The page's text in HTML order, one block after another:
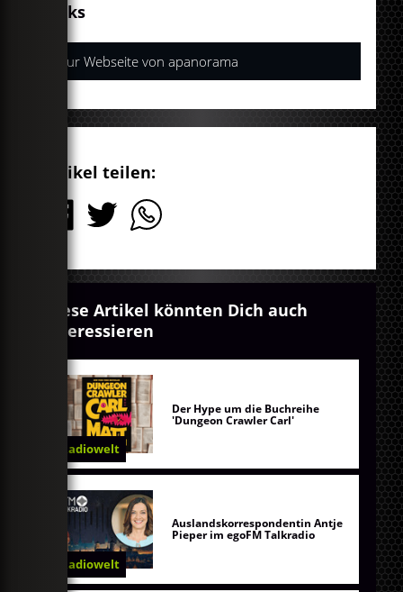
Links
Zur Webseite von apanorama
Artikel teilen:
Diese Artikel könnten Dich auch
interessieren
Radiowelt
Der Hype um die Buchreihe
'Dungeon Crawler Carl'
Radiowelt
Auslandskorrespondentin Antje
Pieper im egoFM Talkradio